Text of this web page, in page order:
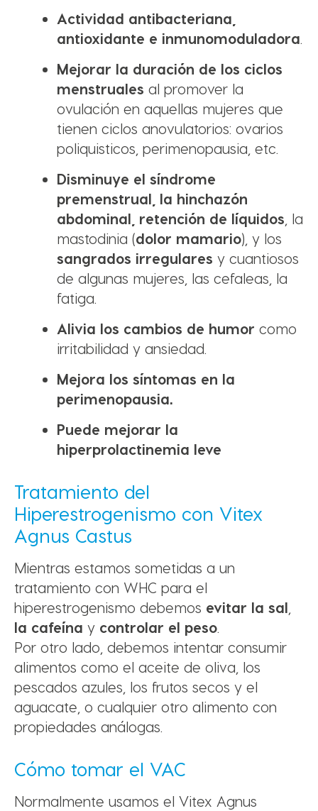
Actividad antibacteriana,
antioxidante e inmunomoduladora.
Mejorar la duración de los ciclos
menstruales al promover la
ovulación en aquellas mujeres que
tienen ciclos anovulatorios: ovarios
poliquisticos, perimenopausia, etc.
Disminuye el síndrome
premenstrual, la hinchazón
abdominal, retención de líquidos , la
mastodinia (dolor mamario), y los
sangrados irregulares y cuantiosos
de algunas mujeres, las cefaleas, la
fatiga.
Alivia los cambios de humor como
irritabilidad y ansiedad.
Mejora los síntomas en la
perimenopausia.
Puede mejorar la
hiperprolactinemia leve
Tratamiento del
Hiperestrogenismo con Vitex
Agnus Castus
Mientras estamos sometidas a un
tratamiento con WHC para el
hiperestrogenismo debemos evitar la sal
la cafeína y controlar el peso.
Por otro lado, debemos intentar consumir
alimentos como el aceite de oliva, los
pescados azules, los frutos secos y el
aguacate, o cualquier otro alimento con
propiedades análogas.
Cómo tomar el VAC
Normalmente usamos el Vitex Agnus